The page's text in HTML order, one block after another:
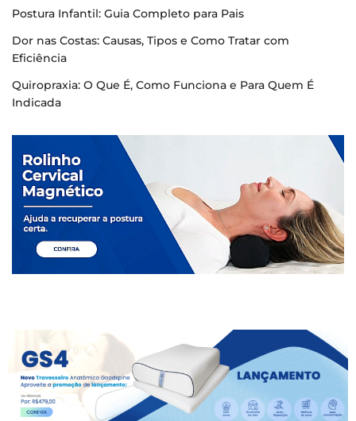
Postura Infantil: Guia Completo para Pais
Dor nas Costas: Causas, Tipos e Como Tratar com
Eficiência
Quiropraxia: O Que É, Como Funciona e Para Quem É
Indicada